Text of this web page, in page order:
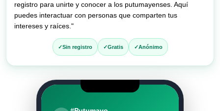
registro para unirte y conocer a los putumayenses. Aquí
puedes interactuar con personas que comparten tus
intereses y raíces."
Sin registro Gratis Anónimo